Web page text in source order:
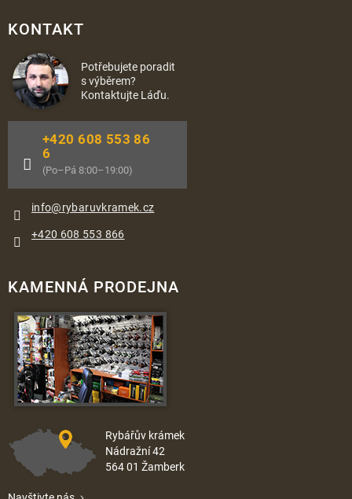
KONTAKT
Potřebujete poradit
s výběrem?
Kontaktujte Láďu.
info@rybaruvkramek.cz
+420 608 553 86
6
(Po–Pá 8:00–19:00)
+420 608 553 866
KAMENNÁ PRODEJNA
Rybářův krámek
Nádražní 42
564 01 Žamberk